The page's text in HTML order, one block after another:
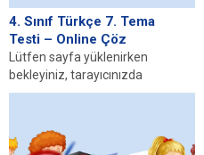
4. Sınıf Türkçe 7. Tema
Testi – Online Çöz
Lütfen sayfa yüklenirken
bekleyiniz, tarayıcınızda
javascript desteğinin etkin
sayfa yüklenmediyse buraya...